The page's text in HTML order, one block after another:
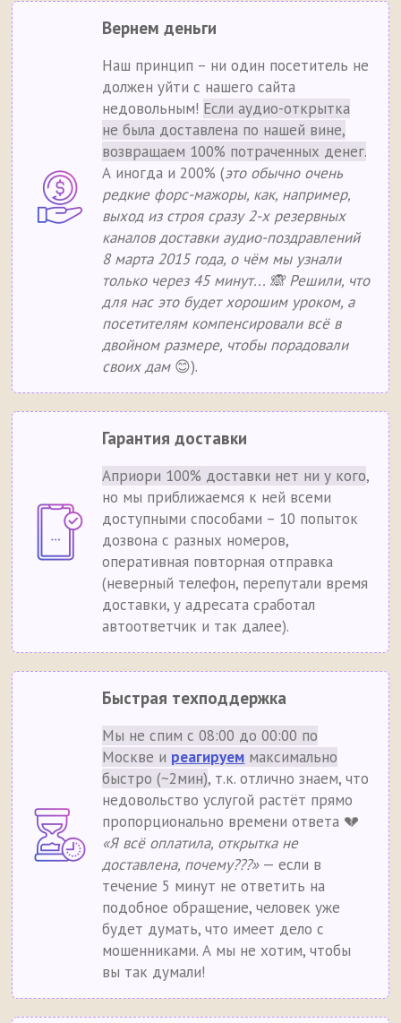
Вернем деньги
Наш принцип – ни один посетитель не
должен уйти с нашего сайта
недовольным! Если аудио-открытка
не была доставлена по нашей вине,
возвращаем 100% потраченных денег.
А иногда и 200% (это обычно очень
редкие форс-мажоры, как, например,
выход из строя сразу 2-х резервных
каналов доставки аудио-поздравлений
8 марта 2015 года, о чём мы узнали
только через 45 минут... 🙈 Решили, что
для нас это будет хорошим уроком, а
посетителям компенсировали всё в
двойном размере, чтобы порадовали
своих дам😊).
Гарантия доставки
Априори 100% доставки нет ни у кого,
но мы приближаемся к ней всеми
доступными способами – 10 попыток
дозвона с разных номеров,
оперативная повторная отправка
(неверный телефон, перепутали время
доставки, у адресата сработал
автоответчик и так далее).
Быстрая техподдержка
Мы не спим с 08:00 до 00:00 по
Москве и реагируем максимально
быстро (~2мин), т.к. отлично знаем, что
недовольство услугой растёт прямо
пропорционально времени ответа 💔
«Я всё оплатила, открытка не
доставлена, почему???»— если в
течение 5 минут не ответить на
подобное обращение, человек уже
будет думать, что имеет дело с
мошенниками. А мы не хотим, чтобы
вы так думали!